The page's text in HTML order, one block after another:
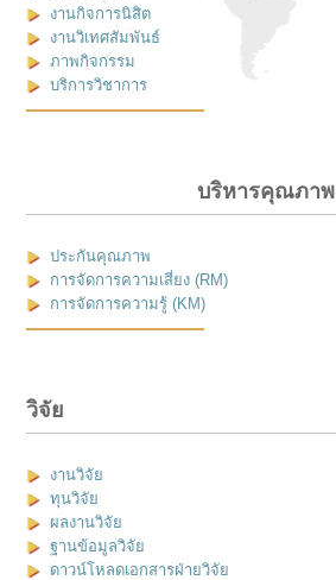
งานกิจการนิสิต
งานวิเทศสัมพันธ์
ภาพกิจกรรม
บริการวิชาการ
บริหารคุณภาพ
ประกันคุณภาพ
การจัดการความเสี่ยง (RM)
การจัดการความรู้ (KM)
วิจัย
งานวิจัย
ทุนวิจัย
ผลงานวิจัย
ฐานข้อมูลวิจัย
ดาวน์โหลดเอกสารฝ่ายวิจัย